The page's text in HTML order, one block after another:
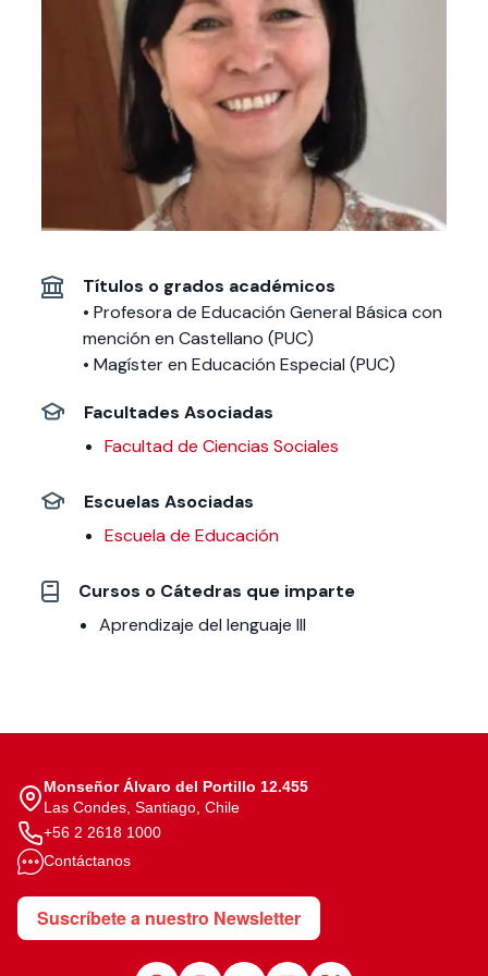
cursos
Especialidades y
estadías
interesar:
International
students
Facultades
interesar:
2025
vinculación con la
sociedad
Extensión Cultural
Te puede interesar: Filantropía y Donaciones
intercambio
Servicios y apoyos
interesar:
Explora el campus
Uandes
estudiantiles
Títulos o grados académicos
• Profesora de Educación General Básica con
mención en Castellano (PUC)
• Magíster en Educación Especial (PUC)
Facultades Asociadas
Facultad de Ciencias Sociales
Escuelas Asociadas
Escuela de Educación
Cursos o Cátedras que imparte
Aprendizaje del lenguaje III
Monseñor Álvaro del Portillo 12.455
Las Condes, Santiago, Chile
+56 2 2618 1000
Contáctanos
Suscríbete a nuestro Newsletter